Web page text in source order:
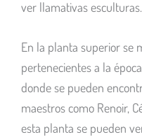
ver llamativas esculturas.
En la planta superior se
pertenecientes a la
donde se pueden
maestros como Renoir,
esta planta se pueden